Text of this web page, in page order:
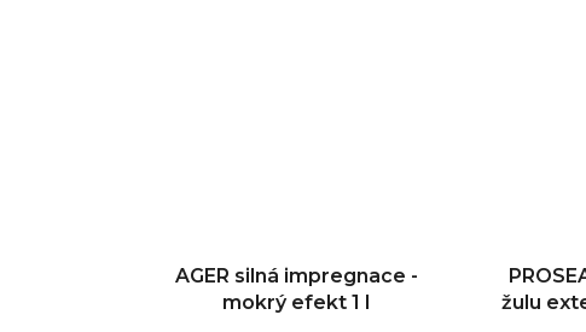
AGER silná impregnace -
mokrý efekt 1 l
žulu